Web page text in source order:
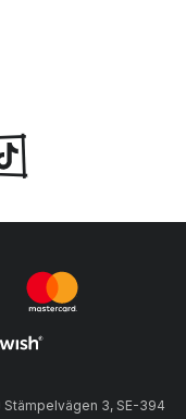
3, SE-394